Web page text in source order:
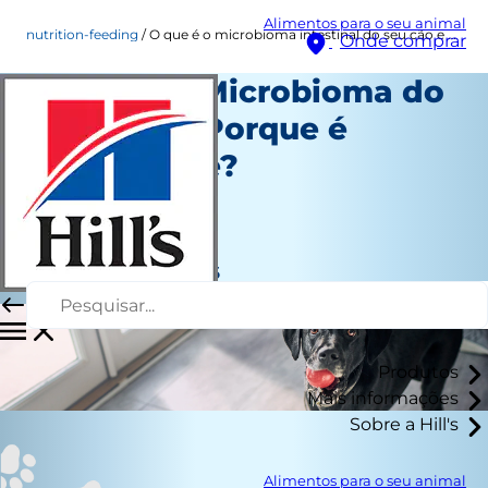
Alimentos para o seu animal
Onde comprar
Produtos
Mais informações
Sobre a Hill's
Alimentos para o seu animal
nutrition-feeding O que é o microbioma intestinal do seu cão e por que deve preocupar-se?
O que é o Microbioma do
seu Cão e Porque é
Importante?
Healthcare
Autor da equipe
25 de março de 2026